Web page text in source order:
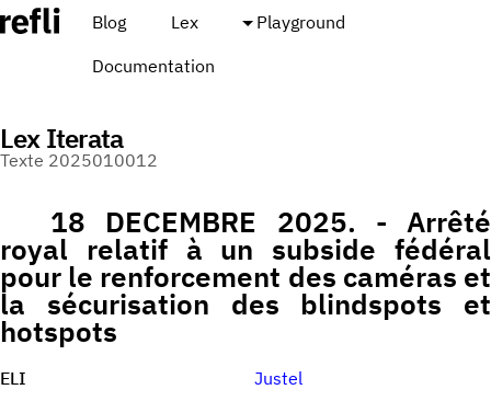
Blog Lex
Playground
Documentation
Lex Iterata
Texte 2025010012
18 DECEMBRE 2025. - Arrêté
royal relatif à un subside fédéral
pour le renforcement des caméras et
la sécurisation des blindspots et
hotspots
ELI
Justel